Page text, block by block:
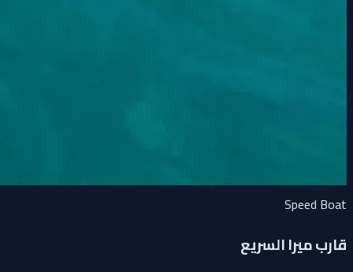
Speed Boat
قارب ميرا السريع